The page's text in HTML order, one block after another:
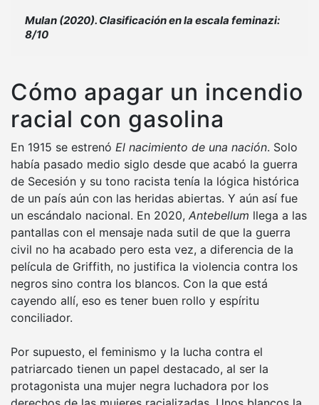
Mulan (2020). Clasificación en la escala feminazi:
8/10
Cómo apagar un incendio
racial con gasolina
En 1915 se estrenó El nacimiento de una nación. Solo
había pasado medio siglo desde que acabó la guerra
de Secesión y su tono racista tenía la lógica histórica
de un país aún con las heridas abiertas. Y aún así fue
un escándalo nacional. En 2020, Antebellum llega a las
pantallas con el mensaje nada sutil de que la guerra
civil no ha acabado pero esta vez, a diferencia de la
película de Griffith, no justifica la violencia contra los
negros sino contra los blancos. Con la que está
cayendo allí, eso es tener buen rollo y espíritu
conciliador.
Por supuesto, el feminismo y la lucha contra el
patriarcado tienen un papel destacado, al ser la
protagonista una mujer negra luchadora por los